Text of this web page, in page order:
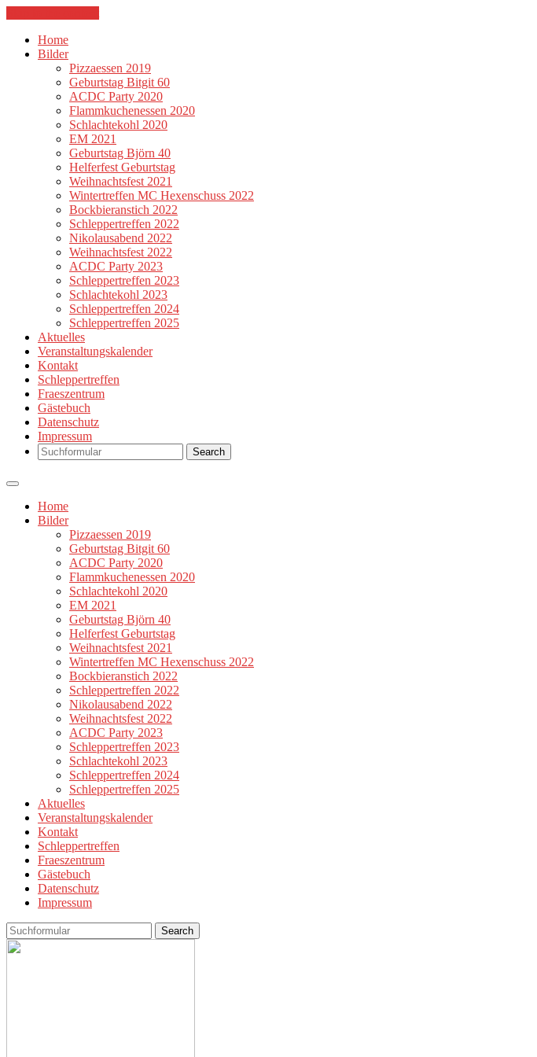
Home
Bilder
Pizzaessen 2019
Geburtstag Bitgit 60
ACDC Party 2020
Flammkuchenessen 2020
Schlachtekohl 2020
EM 2021
Geburtstag Björn 40
Helferfest Geburtstag
Weihnachtsfest 2021
Wintertreffen MC Hexenschuss 2022
Bockbieranstich 2022
Schleppertreffen 2022
Nikolausabend 2022
Weihnachtsfest 2022
ACDC Party 2023
Schleppertreffen 2023
Schlachtekohl 2023
Schleppertreffen 2024
Schleppertreffen 2025
Aktuelles
Veranstaltungskalender
Kontakt
Schleppertreffen
Fraeszentrum
Gästebuch
Datenschutz
Impressum
Search
Home
Bilder
Pizzaessen 2019
Geburtstag Bitgit 60
ACDC Party 2020
Flammkuchenessen 2020
Schlachtekohl 2020
EM 2021
Geburtstag Björn 40
Helferfest Geburtstag
Weihnachtsfest 2021
Wintertreffen MC Hexenschuss 2022
Bockbieranstich 2022
Schleppertreffen 2022
Nikolausabend 2022
Weihnachtsfest 2022
ACDC Party 2023
Schleppertreffen 2023
Schlachtekohl 2023
Schleppertreffen 2024
Schleppertreffen 2025
Aktuelles
Veranstaltungskalender
Kontakt
Schleppertreffen
Fraeszentrum
Gästebuch
Datenschutz
Impressum
Search